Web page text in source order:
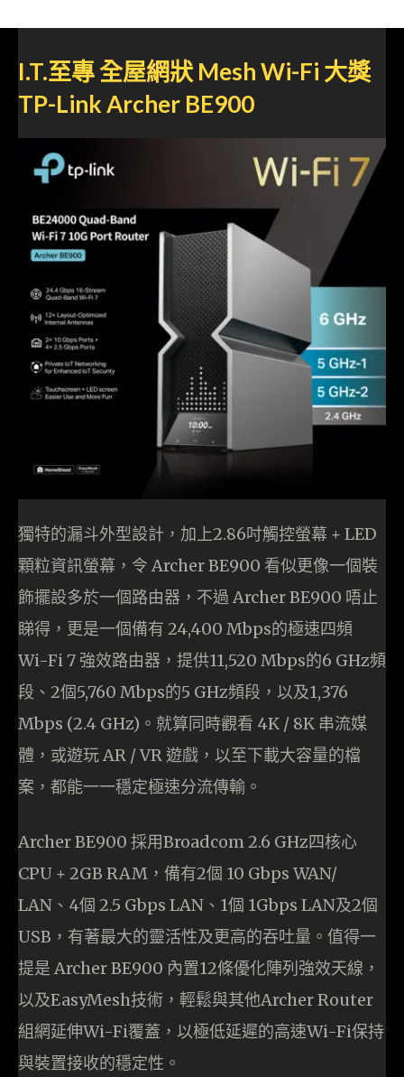
I.T.至專 全屋網狀 Mesh Wi-Fi 大獎
TP-Link Archer BE900
獨特的漏斗外型設計，加上2.86吋觸控螢幕 + LED
顆粒資訊螢幕，令 Archer BE900 看似更像一個裝
飾擺設多於一個路由器，不過 Archer BE900 唔止
睇得，更是一個備有 24,400 Mbps的極速四頻
Wi-Fi 7 強效路由器，提供11,520 Mbps的6 GHz頻
段、2個5,760 Mbps的5 GHz頻段，以及1,376
Mbps (2.4 GHz)。就算同時觀看 4K / 8K 串流媒
體，或遊玩 AR / VR 遊戲，以至下載大容量的檔
案，都能一一穩定極速分流傳輸。
Archer BE900 採用Broadcom 2.6 GHz四核心
CPU + 2GB RAM，備有2個 10 Gbps WAN/
LAN、4個 2.5 Gbps LAN、1個 1Gbps LAN及2個
USB，有著最大的靈活性及更高的吞吐量。值得一
提是 Archer BE900 內置12條優化陣列強效天線，
以及EasyMesh技術，輕鬆與其他Archer Router
組網延伸Wi-Fi覆蓋，以極低延遲的高速Wi-Fi保持
與裝置接收的穩定性。